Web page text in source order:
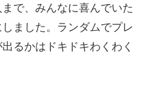
で、みんなに喜んでいた
ました。ランダムでプレ
るかはドキドキわくわく